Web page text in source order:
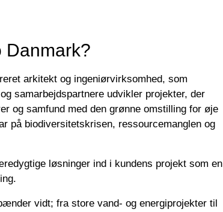
Danmark?
arkitekt og ingeniørvirksomhed, som
samarbejdspartnere udvikler projekter, der
og samfund med den grønne omstilling for øje
på biodiversitetskrisen, ressourcemanglen og
løsninger ind i kundens projekt som en
vidt; fra store vand- og energiprojekter til